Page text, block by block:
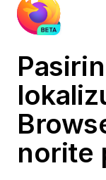
norite